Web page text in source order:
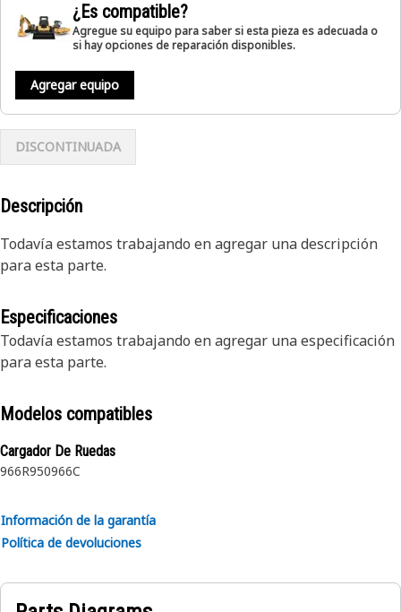
¿Es compatible?
Agregue su equipo para saber si esta pieza es adecuada o
si hay opciones de reparación disponibles.
Agregar equipo
DISCONTINUADA
Descripción
Todavía estamos trabajando en agregar una descripción
para esta parte.
Especificaciones
Todavía estamos trabajando en agregar una especificación
para esta parte.
Modelos compatibles
Cargador De Ruedas
966R950966C
Información de la garantía
Política de devoluciones